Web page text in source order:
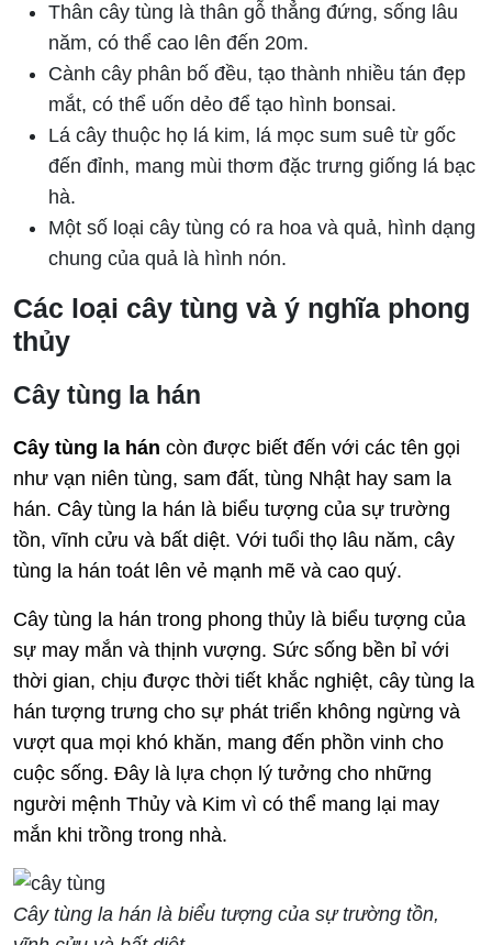
Thân cây tùng là thân gỗ thẳng đứng, sống lâu
năm, có thể cao lên đến 20m.
Cành cây phân bố đều, tạo thành nhiều tán đẹp
mắt, có thể uốn dẻo để tạo hình bonsai.
Lá cây thuộc họ lá kim, lá mọc sum suê từ gốc
đến đỉnh, mang mùi thơm đặc trưng giống lá bạc
hà.
Một số loại cây tùng có ra hoa và quả, hình dạng
chung của quả là hình nón.
Các loại cây tùng và ý nghĩa phong
thủy
Cây tùng la hán
Cây tùng la hán còn được biết đến với các tên gọi
như vạn niên tùng, sam đất, tùng Nhật hay sam la
hán. Cây tùng la hán là biểu tượng của sự trường
tồn, vĩnh cửu và bất diệt. Với tuổi thọ lâu năm, cây
tùng la hán toát lên vẻ mạnh mẽ và cao quý.
Cây tùng la hán trong phong thủy là biểu tượng của
sự may mắn và thịnh vượng. Sức sống bền bỉ với
thời gian, chịu được thời tiết khắc nghiệt, cây tùng la
hán tượng trưng cho sự phát triển không ngừng và
vượt qua mọi khó khăn, mang đến phồn vinh cho
cuộc sống. Đây là lựa chọn lý tưởng cho những
người mệnh Thủy và Kim vì có thể mang lại may
mắn khi trồng trong nhà.
Cây tùng la hán là biểu tượng của sự trường tồn,